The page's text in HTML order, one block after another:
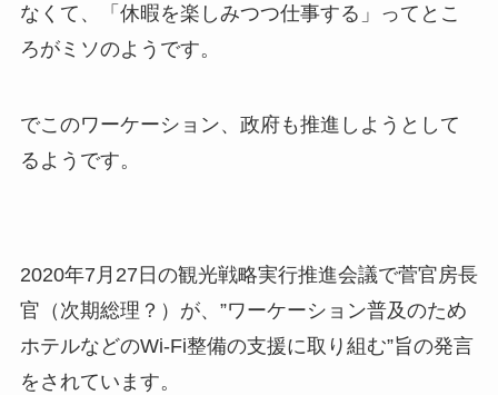
なくて、「 休暇を楽しみつつ仕事する 」ってとこ
ろがミソのようです。
でこのワーケーション、政府も推進しようとして
るようです。
2020年7月27日の観光戦略実行推進会議で菅官房長
官（次期総理？） が、”ワーケーション普及のため
ホテルなどのWi-Fi整備の支援に取り組む”旨の発言
をされています。